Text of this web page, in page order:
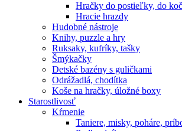
Hračky do postieľky, do
Hracie hrazdy
Hudobné nástroje
Knihy, puzzle a hry
Ruksaky, kufríky, tašky
Šmýkačky
Detské bazény s guličkami
Odrážadlá, chodítka
Koše na hračky, úložné boxy
Starostlivosť
Kŕmenie
Taniere, misky, poháre,